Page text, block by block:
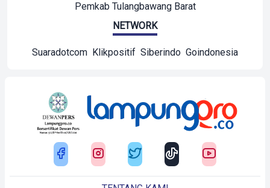
Pemkab Tulangbawang Barat
NETWORK
Suaradotcom Klikpositif Siberindo Goindonesia